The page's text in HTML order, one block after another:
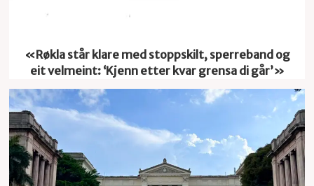
«Røkla står klare med stoppskilt, sperreband og
eit velmeint: ‘Kjenn etter kvar grensa di går’»